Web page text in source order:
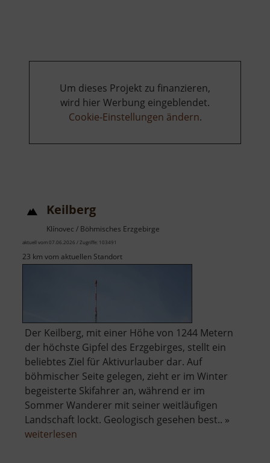
Um dieses Projekt zu finanzieren,
wird hier Werbung eingeblendet.
Cookie-Einstellungen ändern.
Keilberg
Klínovec / Böhmisches Erzgebirge
aktuell vom 07.06.2026 / Zugriffe: 103491
23 km vom aktuellen Standort
Der Keilberg, mit einer Höhe von 1244 Metern
der höchste Gipfel des Erzgebirges, stellt ein
beliebtes Ziel für Aktivurlauber dar. Auf
böhmischer Seite gelegen, zieht er im Winter
begeisterte Skifahrer an, während er im
Sommer Wanderer mit seiner weitläufigen
Landschaft lockt. Geologisch gesehen best.. »
weiterlesen